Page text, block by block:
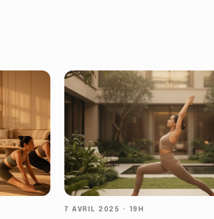
7 AVRIL 2025 · 19H